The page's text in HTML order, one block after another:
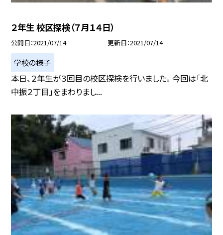
２年生 校区探検（７月１４日）
公開日 2021/07/14 更新日 2021/07/14
学校の様子
本日、２年生が３回目の校区探検を行いました。 今回は「北
中振２丁目」をまわりまし...